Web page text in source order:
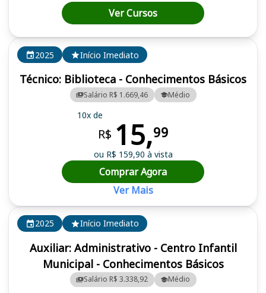
2025 Início Imediato
Auxiliar: Administrativo - Centro Infantil
Municipal - Conhecimentos Básicos
Salário R$ 3.338,92 Médio
2025 Início Imediato
Técnico: Biblioteca - Conhecimentos Básicos
Salário R$ 1.669,46 Médio
10x de
R$ 15,99
ou R$ 159,90 à vista
Comprar Agora
Ver Mais
Ver Cursos